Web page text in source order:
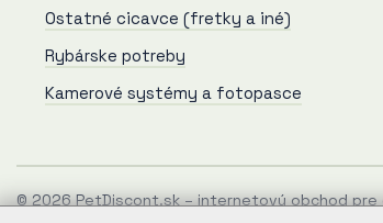
Ostatné cicavce (fretky a iné)
Rybárske potreby
Kamerové systémy a fotopasce
© 2026 PetDiscont.sk – internetový obchod pre